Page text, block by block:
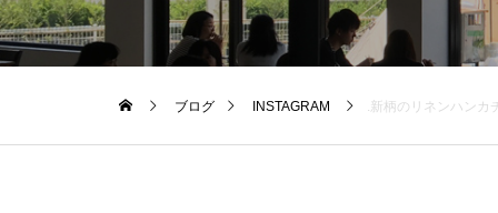
ブログ INSTAGRAM .新柄のリネンハンカチ入荷です。今までのハ